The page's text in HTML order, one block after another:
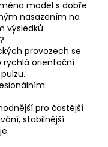
model s dobře
nasazením na
výsledků.
provozech se
rychlá orientační
pro častější
stabilnější